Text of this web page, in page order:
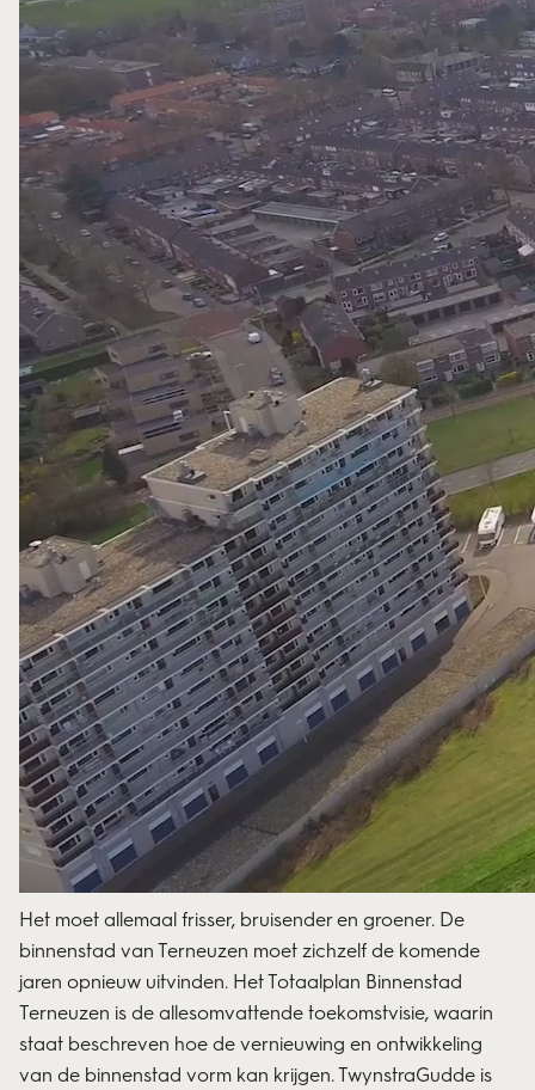
Het moet allemaal frisser, bruisender en groener. De
binnenstad van Terneuzen moet zichzelf de komende
jaren opnieuw uitvinden. Het Totaalplan Binnenstad
Terneuzen is de allesomvattende toekomstvisie, waarin
staat beschreven hoe de vernieuwing en ontwikkeling
van de binnenstad vorm kan krijgen. TwynstraGudde is